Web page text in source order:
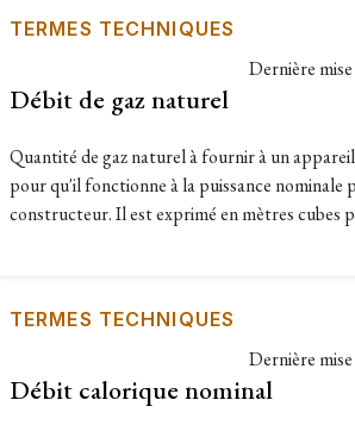
TERMES TECHNIQUES
Dernière
Débit de gaz naturel
Quantité de gaz naturel à fournir à un
pour qu'il fonctionne à la puissance nominale
constructeur. Il est exprimé en mètres cubes
TERMES TECHNIQUES
Dernière
Débit calorique nominal